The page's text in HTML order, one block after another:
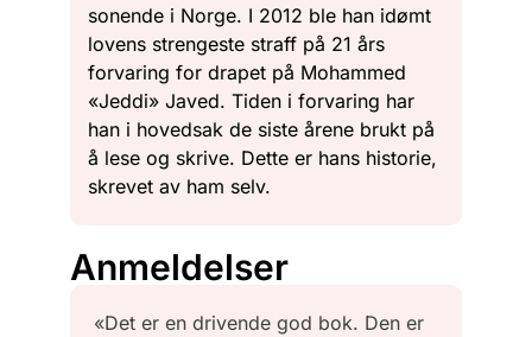
sonende i Norge. I 2012 ble han idømt
lovens strengeste straff på 21 års
forvaring for drapet på Mohammed
«Jeddi» Javed. Tiden i forvaring har
han i hovedsak de siste årene brukt på
å lese og skrive. Dette er hans historie,
skrevet av ham selv.
Anmeldelser
«Det er en drivende god bok. Den er